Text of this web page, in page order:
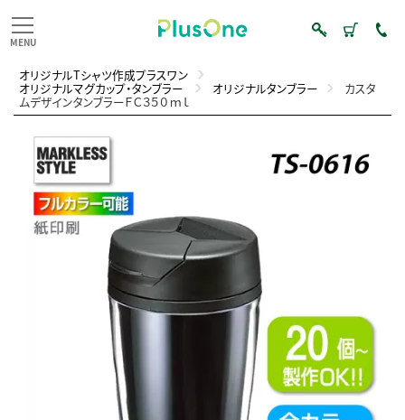
オリジナルTシャツ作成プラスワン
オリジナルマグカップ・タンブラー オリジナルタンブラー カスタ
ムデザインタンブラーＦＣ３５０ｍｌ